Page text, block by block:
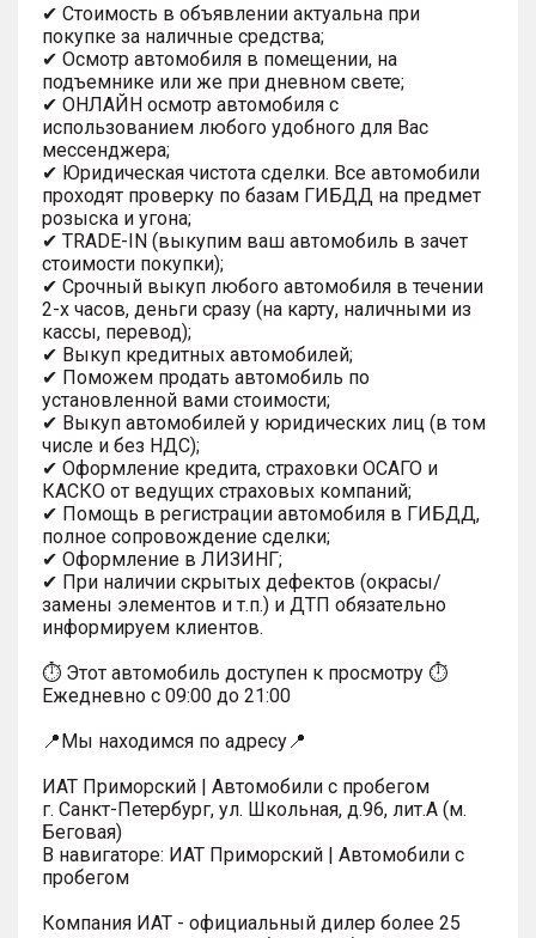
✔ Стоимость в объявлении актуальна при
покупке за наличные средства;
✔ Осмотр автомобиля в помещении, на
подъемнике или же при дневном свете;
✔ ОНЛАЙН осмотр автомобиля с
использованием любого удобного для Вас
мессенджера;
✔ Юридическая чистота сделки. Все автомобили
проходят проверку по базам ГИБДД на предмет
розыска и угона;
✔ TRADE-IN (выкупим ваш автомобиль в зачет
стоимости покупки);
✔ Срочный выкуп любого автомобиля в течении
2-х часов, деньги сразу (на карту, наличными из
кассы, перевод);
✔ Выкуп кредитных автомобилей;
✔ Поможем продать автомобиль по
установленной вами стоимости;
✔ Выкуп автомобилей у юридических лиц (в том
числе и без НДС);
✔ Оформление кредита, страховки ОСАГО и
КАСКО от ведущих страховых компаний;
✔ Помощь в регистрации автомобиля в ГИБДД,
полное сопровождение сделки;
✔ Оформление в ЛИЗИНГ;
✔ При наличии скрытых дефектов (окрасы/
замены элементов и т.п.) и ДТП обязательно
информируем клиентов.
⏱ Этот автомобиль доступен к просмотру ⏱
Ежедневно с 09:00 до 21:00
📍Мы находимся по адресу📍
ИАТ Приморский | Автомобили с пробегом
г. Санкт-Петербург, ул. Школьная, д.96, лит.А (м.
Беговая)
В навигаторе: ИАТ Приморский | Автомобили с
пробегом
Компания ИАТ - официальный дилер более 25